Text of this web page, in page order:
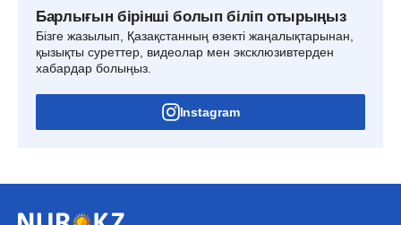
Барлығын бірінші болып біліп отырыңыз
Бізге жазылып, Қазақстанның өзекті жаңалықтарынан,
қызықты суреттер, видеолар мен эксклюзивтерден
хабардар болыңыз.
Instagram